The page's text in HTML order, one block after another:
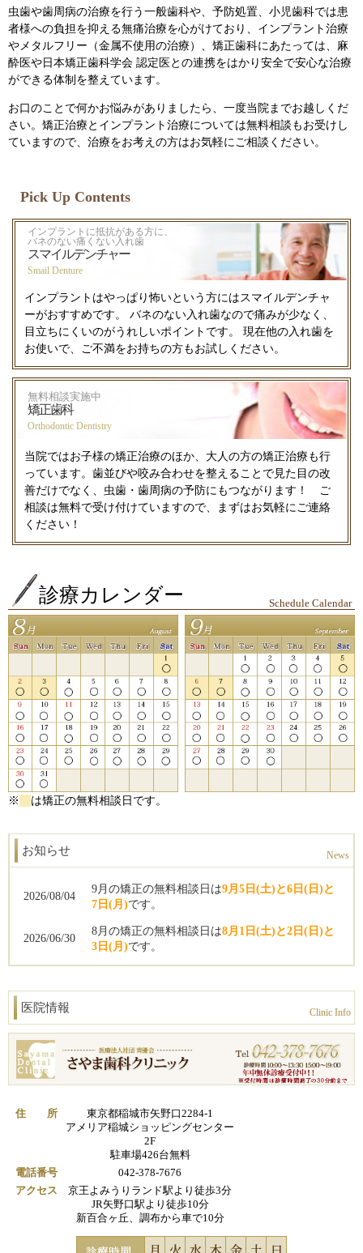
虫歯や歯周病の治療を行う一般歯科や、予防処置、小児歯科では患
者様への負担を抑える無痛治療を心がけており、インプラント治療
やメタルフリー（金属不使用の治療）、矯正歯科にあたっては、麻
酔医や日本矯正歯科学会 認定医との連携をはかり安全で安心な治療
ができる体制を整えています。
お口のことで何かお悩みがありましたら、一度当院までお越しくだ
さい。矯正治療とインプラント治療については無料相談もお受けし
ていますので、治療をお考えの方はお気軽にご相談ください。
Pick Up Contents
インプラントに抵抗がある方に、
バネのない痛くない入れ歯
スマイルデンチャー
Smail Denture
インプラントはやっぱり怖いという方にはスマイルデンチャ
ーがおすすめです。 バネのない入れ歯なので痛みが少なく、
目立ちにくいのがうれしいポイントです。 現在他の入れ歯を
お使いで、ご不満をお持ちの方もお試しください。
無料相談実施中
矯正歯科
Orthodontic Dentistry
当院ではお子様の矯正治療のほか、大人の方の矯正治療も行
っています。歯並びや咬み合わせを整えることで見た目の改
善だけでなく、虫歯・歯周病の予防にもつながります！ ご
相談は無料で受け付けていますので、まずはお気軽にご連絡
ください！
診療カレンダー Schedule Calendar
※ は矯正の無料相談日です。
お知らせ News
2026/08/04
9月の矯正の無料相談日は9月5日(土)と6日(日)と
7日(月)です。
2026/06/30
8月の矯正の無料相談日は8月1日(土)と2日(日)と
3日(月)です。
2011/02/28
ーネットから24時間診療予約が可能になりまし
医院情報 Clinic Info
住 所
東京都稲城市矢野口2284-1
アメリア稲城ショッピングセンター
2F
駐車場426台無料
電話番号
042-378-7676
アクセス
京王よみうりランド駅より徒歩3分
JR矢野口駅より徒歩10分
新百合ヶ丘、調布から車で10分